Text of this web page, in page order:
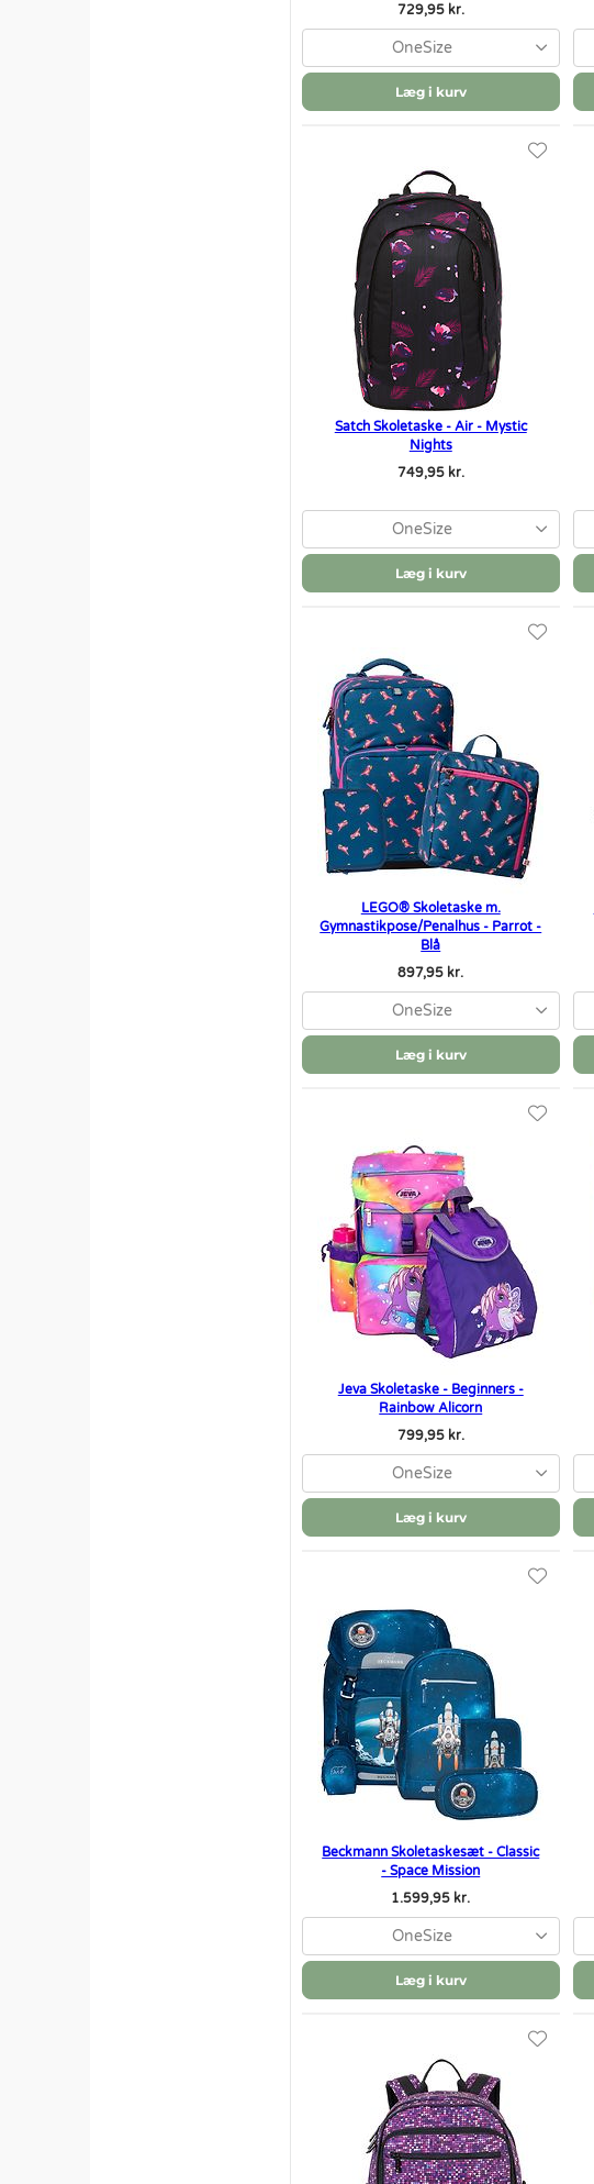
729,95 kr.
OneSize
Læg i kurv
Satch Skoletaske - Air - Mystic
Nights
749,95 kr.
OneSize
Læg i kurv
LEGO® Skoletaske m.
Gymnastikpose/Penalhus - Parrot -
Blå
897,95 kr.
OneSize
Læg i kurv
Jeva Skoletaske - Beginners -
Rainbow Alicorn
799,95 kr.
OneSize
Læg i kurv
Beckmann Skoletaskesæt - Classic
- Space Mission
1.599,95 kr.
OneSize
Læg i kurv